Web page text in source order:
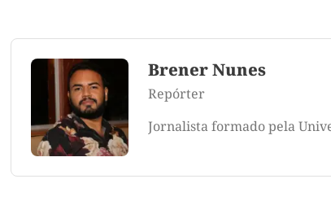
Brener Nunes
Repórter
Jornalista formado pela